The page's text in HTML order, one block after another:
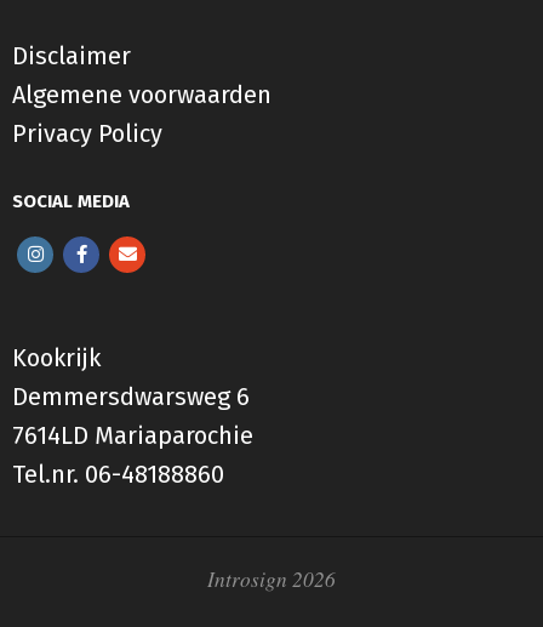
Disclaimer
Algemene voorwaarden
Privacy Policy
SOCIAL MEDIA
Kookrijk
Demmersdwarsweg 6
7614LD Mariaparochie
Tel.nr. 06-48188860
Introsign 2026